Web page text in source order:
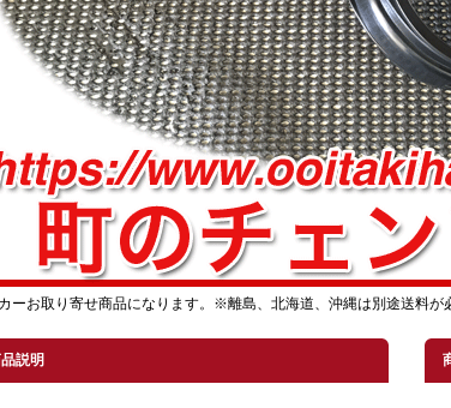
ーお取り寄せ商品になります。※離島、北海道、沖縄は別途送料が
説明